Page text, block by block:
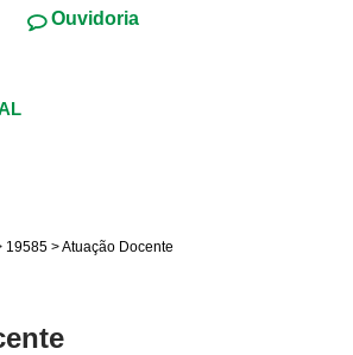
Ouvidoria
19585 >Atuação Docente